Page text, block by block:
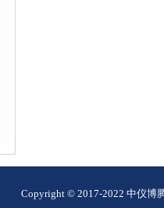
Copyright © 2017-2022 中仪博